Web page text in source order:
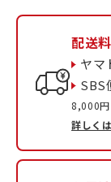
配送
ヤ
8,000
詳しく